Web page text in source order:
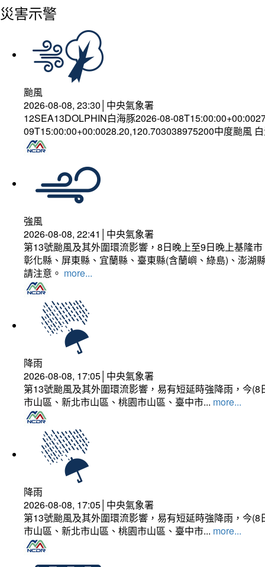
災害示警
颱風
2026-08-08, 23:30│中央氣象署
12SEA13DOLPHIN白海豚2026-08-
09T15:00:00+00:0028.20,120.703038975200中度颱風
強風
2026-08-08, 22:41│中央氣象署
第13號颱風及其外圍環流影響，8日晚上至9日晚上基隆
彰化縣、屏東縣、宜蘭縣、臺東縣(含蘭嶼、綠島)、澎湖
請注意。 more...
降雨
2026-08-08, 17:05│中央氣象署
第13號颱風及其外圍環流影響，易有短延時強降雨，今
市山區、新北市山區、桃園市山區、臺中市... more...
降雨
2026-08-08, 17:05│中央氣象署
第13號颱風及其外圍環流影響，易有短延時強降雨，今
市山區、新北市山區、桃園市山區、臺中市... more...